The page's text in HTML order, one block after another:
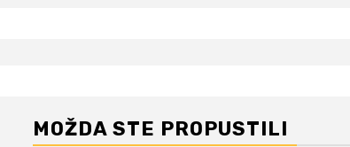
MOŽDA STE PROPUSTILI